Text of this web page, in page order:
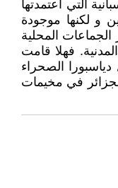
التي اعتمدتها
و لكنها موجودة
الجماعات المحلية
فهلا قامت
دياسبورا الصحراء
في مخيمات